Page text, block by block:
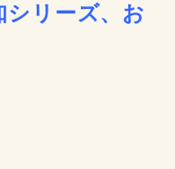
シリーズ、お